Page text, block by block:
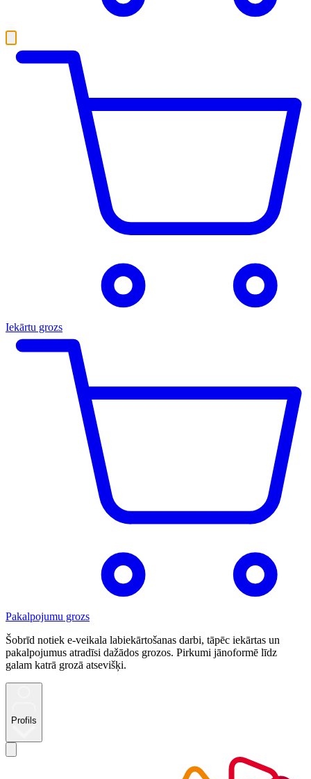
Iekārtu grozs
Pakalpojumu grozs
Šobrīd notiek e-veikala labiekārtošanas darbi, tāpēc iekārtas un
pakalpojumus atradīsi dažādos grozos. Pirkumi jānoformē līdz
galam katrā grozā atsevišķi.
Profils